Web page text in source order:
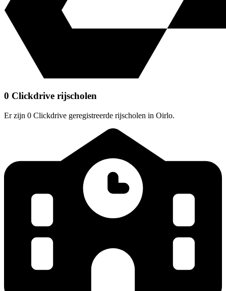
0 Clickdrive rijscholen
Er zijn 0 Clickdrive geregistreerde rijscholen in Oirlo.